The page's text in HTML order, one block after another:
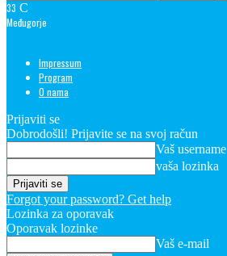
33 C
Međugorje
Impressum
Program
O nama
Prijaviti se
Dobrodošli! Prijavite se na svoj račun
Vaš username
vaša lozinka
Forgot your password? Get help
Lozinka za oporavak
Oporavak lozinke
Vaš e-mail